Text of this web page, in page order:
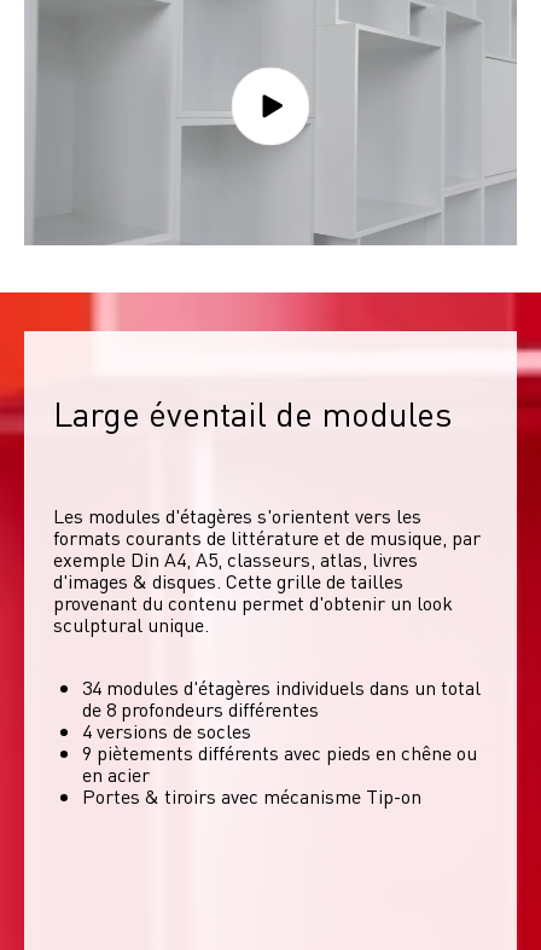
Large éventail de modules
Les modules d'étagères s'orientent vers les
formats courants de littérature et de musique, par
exemple Din A4, A5, classeurs, atlas, livres
d'images & disques. Cette grille de tailles
provenant du contenu permet d'obtenir un look
sculptural unique.
34 modules d'étagères individuels dans un total
de 8 profondeurs différentes
4 versions de socles
9 piètements différents avec pieds en chêne ou
en acier
Portes & tiroirs avec mécanisme Tip-on